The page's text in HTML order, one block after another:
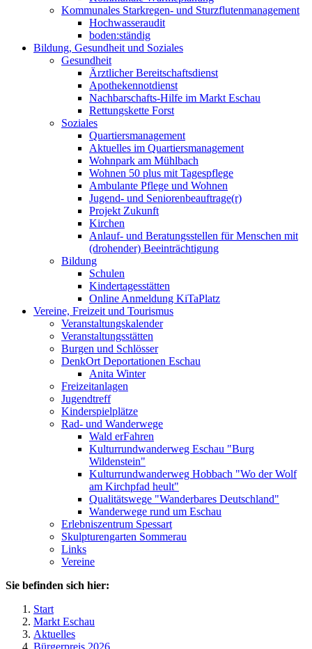
Kommunales Starkregen- und Sturzflutenmanagement
Hochwasseraudit
boden:ständig
Bildung, Gesundheit und Soziales
Gesundheit
Ärztlicher Bereitschaftsdienst
Apothekennotdienst
Nachbarschafts-Hilfe im Markt Eschau
Rettungskette Forst
Soziales
Quartiersmanagement
Aktuelles im Quartiersmanagement
Wohnpark am Mühlbach
Wohnen 50 plus mit Tagespflege
Ambulante Pflege und Wohnen
Jugend- und Seniorenbeauftrage(r)
Projekt Zukunft
Kirchen
Anlauf- und Beratungsstellen für Menschen mit
(drohender) Beeinträchtigung
Bildung
Schulen
Kindertagesstätten
Online Anmeldung KiTaPlatz
Vereine, Freizeit und Tourismus
Veranstaltungskalender
Veranstaltungsstätten
Burgen und Schlösser
DenkOrt Deportationen Eschau
Anita Winter
Freizeitanlagen
Jugendtreff
Kinderspielplätze
Rad- und Wanderwege
Wald erFahren
Kulturrundwanderweg Eschau "Burg
Wildenstein"
Kulturrundwanderweg Hobbach "Wo der Wolf
am Kirchpfad heult"
Qualitätswege "Wanderbares Deutschland"
Wanderwege rund um Eschau
Erlebniszentrum Spessart
Skulpturengarten Sommerau
Links
Vereine
Sie befinden sich hier:
Start
Markt Eschau
Aktuelles
Bürgerpreis 2026